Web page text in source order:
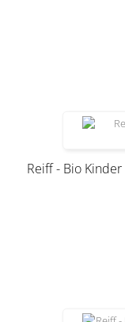
Reiff - Bio